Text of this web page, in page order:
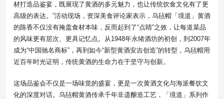
材打造品鉴宴，既展现了黄酒的多元魅力，也让传统饮食文化有了更
高级的表达。”活动现场，资深美食评论家表示，乌毡帽「境道」黄酒
的陈香不仅没有掩盖食材本味，反而起到了“点睛”之效，让每道菜品
的风味更有层次、更具记忆点。从1948年永绪酒坊的初创，到2007年
成为“中国驰名商标”，再到如今“新型黄酒安吉创造”的转型，乌毡帽用
近百年时光证明，传统黄酒的生命力在于坚守与创新。
这场品鉴会不仅是一场味觉的盛宴，更是一次黄酒文化与海派餐饮文
化的深度对话。乌毡帽黄酒传承千年非遗酿造工艺，「境道」系列作